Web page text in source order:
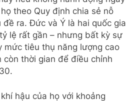
theo Quy định chia sẻ nỗ
ra. Đức và Ý là hai quốc gia
lệ rất gần – nhưng bất kỳ sự
mức tiêu thụ năng lượng cao
còn thời gian để điều chỉnh
hậu của họ với khoảng